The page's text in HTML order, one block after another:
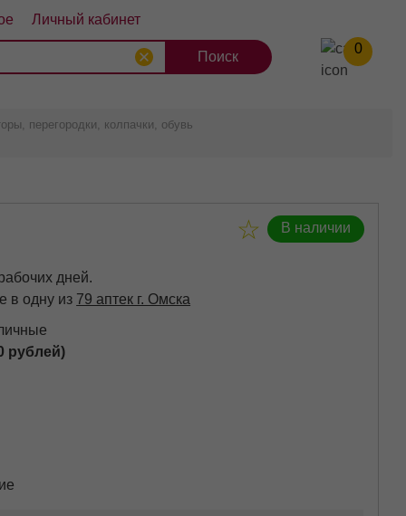
Личный кабинет
0
10
перегородки, колпачки, обувь
В наличии
дней.
в одну из 79 аптек г. Омска
рублей)